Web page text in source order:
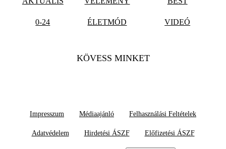
0-24 ÉLETMÓD VIDEÓ
KÖVESS MINKET
Impresszum Médiaajánló Felhasználási Feltételek
Adatvédelem Hirdetési ÁSZF Előfizetési ÁSZF